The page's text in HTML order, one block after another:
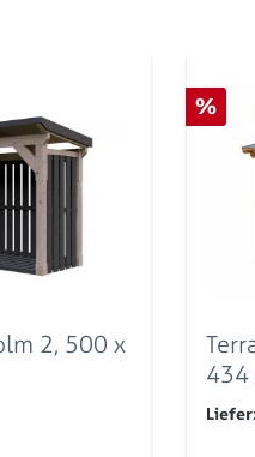
2, 500 x
Rabatt
%
434
hell